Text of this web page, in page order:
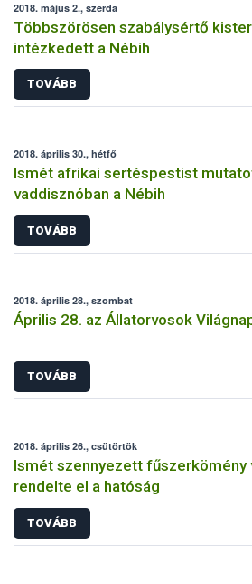
2018. május 2., szerda
Többszörösen szabálysértő
intézkedett a Nébih
TOVÁBB
2018. április 30., hétfő
Ismét afrikai sertéspestist
vaddisznóban a Nébih
TOVÁBB
2018. április 28., szombat
Április 28. az Állatorvosok
TOVÁBB
2018. április 26., csütörtök
Ismét szennyezett fűszerkömény
rendelte el a hatóság
TOVÁBB